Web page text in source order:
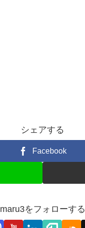
シェアする
Facebook
maru3をフォローする